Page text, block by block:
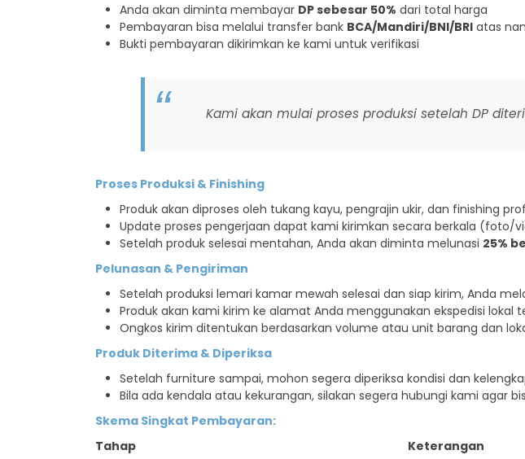
Anda akan diminta membayar DP sebesar 50% dari total harga
Pembayaran bisa melalui transfer bank BCA/Mandiri/BNI/BRI atas
Bukti pembayaran dikirimkan ke kami untuk verifikasi
Kami akan mulai proses produksi setelah DP
Proses Produksi & Finishing
Produk akan diproses oleh tukang kayu, pengrajin ukir, dan finishing
Update proses pengerjaan dapat kami kirimkan secara berkala (foto/
Setelah produk selesai mentahan, Anda akan diminta melunasi 25%
Pelunasan & Pengiriman
Setelah produksi lemari kamar mewah selesai dan siap kirim, Anda
Produk akan kami kirim ke alamat Anda menggunakan ekspedisi lokal
Ongkos kirim ditentukan berdasarkan volume atau unit barang dan
Produk Diterima & Diperiksa
Setelah furniture sampai, mohon segera diperiksa kondisi dan
Bila ada kendala atau kekurangan, silakan segera hubungi kami agar
Skema Singkat Pembayaran:
Tahap
Keterangan